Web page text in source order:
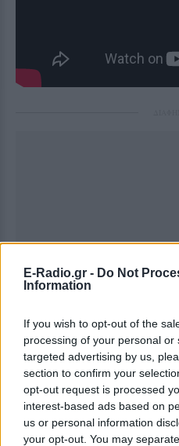
E-Radio.gr - Do Not
Information
If you wish to opt-out of the
processing of your personal
targeted advertising by us,
section to confirm your
opt-out request is processed
interest-based ads based on
us or personal information
your opt-out. You may